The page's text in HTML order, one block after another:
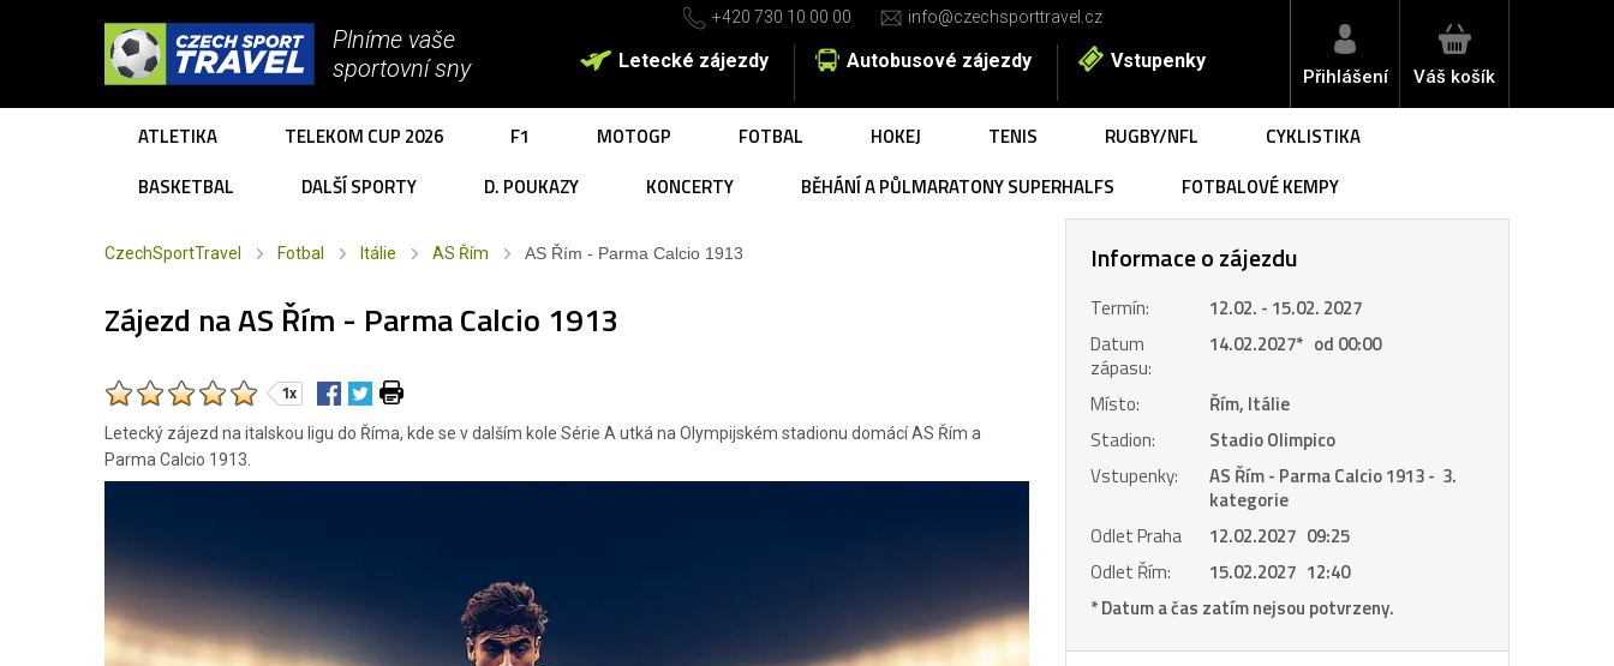
Plníme vaše
sportovní sny
+420 730 10 00 00 info@czechsporttravel.cz
Letecké zájezdy Autobusové zájezdy Vstupenky
Přihlášení Váš košík
ATLETIKA TELEKOM CUP 2026 F1 MOTOGP FOTBAL HOKEJ TENIS RUGBY/NFL
CYKLISTIKA
BASKETBAL
DALŠÍ SPORTY D. POUKAZY KONCERTY BĚHÁNÍ A PŮLMARATONY SUPERHALFS FOTBALOVÉ KEMPY
CzechSportTravel Fotbal Itálie AS Řím AS Řím - Parma Calcio 1913
Zájezd na AS Řím - Parma Calcio 1913
1x
Letecký zájezd na italskou ligu do Říma, kde se v dalším kole Série A utká na Olympijském stadionu domácí AS Řím a
Parma Calcio 1913.
Informace o zájezdu
Termín:
12.02. - 15.02. 2027
Datum
zápasu:
14.02.2027* od 00:00
Místo:
Řím, Itálie
Stadion:
Stadio Olimpico
Vstupenky:
AS Řím - Parma Calcio 1913 - 3.
kategorie
Odlet Praha
12.02.2027 09:25
Odlet Řím:
15.02.2027 12:40
* Datum a čas zatím nejsou potvrzeny.